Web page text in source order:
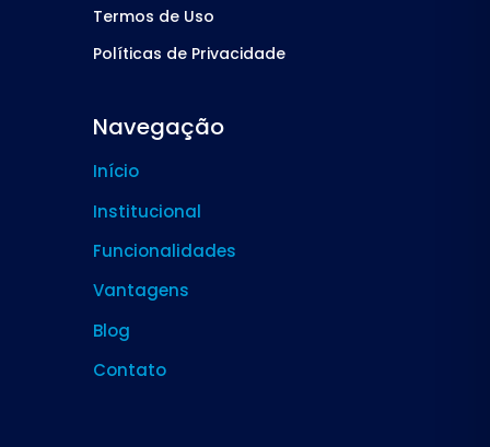
Termos de Uso
Políticas de Privacidade
Navegação
Início
Institucional
Funcionalidades
Vantagens
Blog
Contato